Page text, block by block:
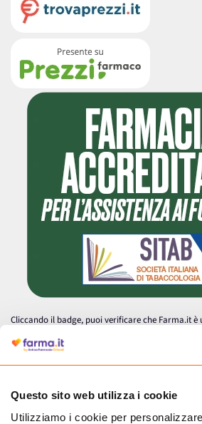
Questo sito web utilizza i cookie
Utilizziamo i cookie per
Cliccando il badge, puoi verificare che Farma.it
autorizzata dal Ministero della Salute a
medicinali.